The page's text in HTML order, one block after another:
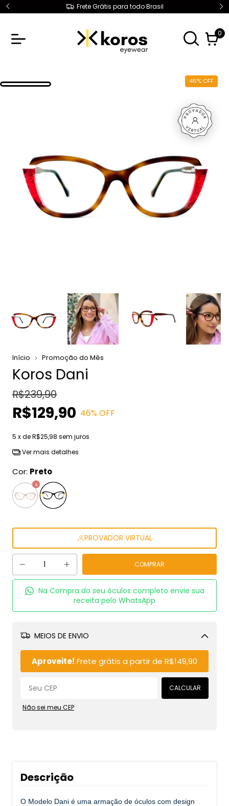
1° Troca Grátis
0
46% OFF
Início Promoção do Mês
Koros Dani
R$239,90
R$129,90 46% OFF
5 x deR$25,98 sem juros
Ver mais detalhes
Cor: Preto
PROVADOR VIRTUAL
Na Compra do seu óculos completo envie sua
receita pelo WhatsApp
MEIOS DE ENVIO
Aproveite! Frete grátis a partir de R$149,90
CALCULAR
Não sei meu CEP
Descrição
O Modelo Dani é uma armação de óculos com design